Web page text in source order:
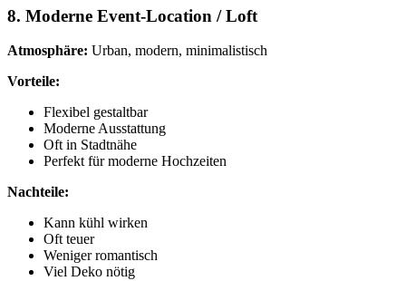
8. Moderne Event-Location / Loft
Atmosphäre: Urban, modern, minimalistisch
Vorteile:
Flexibel gestaltbar
Moderne Ausstattung
Oft in Stadtnähe
Perfekt für moderne Hochzeiten
Nachteile:
Kann kühl wirken
Oft teuer
Weniger romantisch
Viel Deko nötig